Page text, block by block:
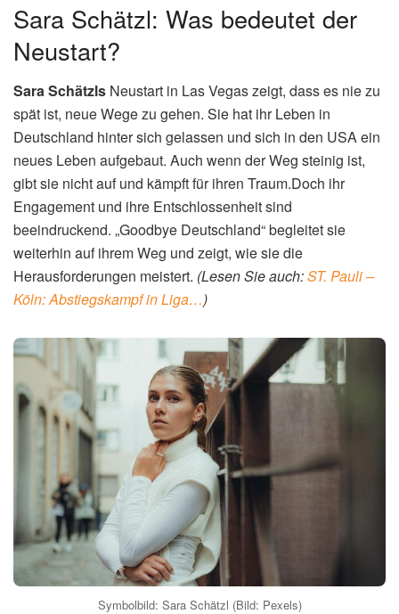
Sara Schätzl: Was bedeutet der
Neustart?
Sara Schätzls Neustart in Las Vegas zeigt, dass es nie zu
spät ist, neue Wege zu gehen. Sie hat ihr Leben in
Deutschland hinter sich gelassen und sich in den USA ein
neues Leben aufgebaut. Auch wenn der Weg steinig ist,
gibt sie nicht auf und kämpft für ihren Traum.Doch ihr
Engagement und ihre Entschlossenheit sind
beeindruckend. „Goodbye Deutschland“ begleitet sie
weiterhin auf ihrem Weg und zeigt, wie sie die
Herausforderungen meistert. (Lesen Sie auch:ST. Pauli –
Köln: Abstiegskampf in Liga…)
Symbolbild: Sara Schätzl (Bild: Pexels)